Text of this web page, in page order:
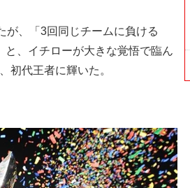
、「3回同じチームに負ける
、イチローが大きな覚悟で臨ん
初代王者に輝いた。